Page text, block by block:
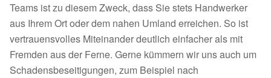
Teams ist zu diesem Zweck, dass Sie stets Handwerker
aus Ihrem Ort oder dem nahen Umland erreichen. So ist
vertrauensvolles Miteinander deutlich einfacher als mit
Fremden aus der Ferne. Gerne kümmern wir uns auch um
Schadensbeseitigungen, zum Beispiel nach